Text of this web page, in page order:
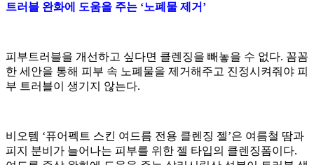
트러블 완화에 도움을 주는 ‘노폐물 제거’
피부트러블을 개선하고 싶다면 클렌징을 빼놓을 수 없다. 꼼꼼
한 세안을 통해 피부 속 노폐물을 제거해주고 진정시켜줘야 피
부 트러블이 생기지 않는다.
비오템 ‘퓨어펙트 스킨 여드름 전용 클렌징 젤’은 여름철 땀과
피지 분비가 늘어나는 피부를 위한 젤 타입의 클렌징폼이다.